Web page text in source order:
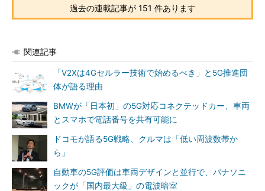
過去の連載記事が 151 件あります
関連記事
「V2Xは4Gセルラー技術で始めるべき」と5G推進団
体が語る理由
BMWが「日本初」の5G対応コネクテッドカー、車両
とスマホで電話番号を共有可能に
ドコモが語る5G戦略、クルマは「低い周波数帯か
ら」
自動車の5G評価は車両デザインと並行で、パナソニ
ックが「国内最大級」の電波暗室